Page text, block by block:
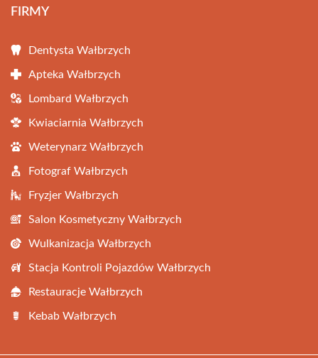
FIRMY
Dentysta Wałbrzych
Apteka Wałbrzych
Lombard Wałbrzych
Kwiaciarnia Wałbrzych
Weterynarz Wałbrzych
Fotograf Wałbrzych
Fryzjer Wałbrzych
Salon Kosmetyczny Wałbrzych
Wulkanizacja Wałbrzych
Stacja Kontroli Pojazdów Wałbrzych
Restauracje Wałbrzych
Kebab Wałbrzych